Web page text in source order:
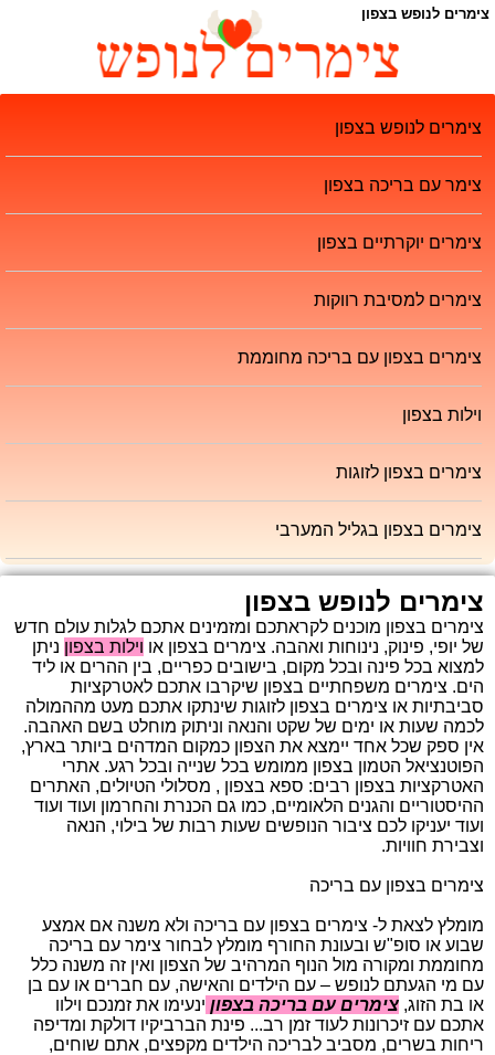
צימרים לנופש בצפון
צימרים לנופש בצפון
צימר עם בריכה בצפון
צימרים יוקרתיים בצפון
צימרים למסיבת רווקות
צימרים בצפון עם בריכה מחוממת
וילות בצפון
צימרים בצפון לזוגות
צימרים בצפון בגליל המערבי
צימרים לנופש בצפון
צימרים בצפון מוכנים לקראתכם ומזמינים אתכם לגלות עולם חדש
של יופי, פינוק, נינוחות ואהבה. צימרים בצפון או וילות בצפון ניתן
למצוא בכל פינה ובכל מקום, בישובים כפריים, בין ההרים או ליד
הים. צימרים משפחתיים בצפון שיקרבו אתכם לאטרקציות
סביבתיות או צימרים בצפון לזוגות שינתקו אתכם מעט מההמולה
לכמה שעות או ימים של שקט והנאה וניתוק מוחלט בשם האהבה.
אין ספק שכל אחד יימצא את הצפון כמקום המדהים ביותר בארץ,
הפוטנציאל הטמון בצפון ממומש בכל שנייה ובכל רגע. אתרי
האטרקציות בצפון רבים: ספא בצפון , מסלולי הטיולים, האתרים
ההיסטוריים והגנים הלאומיים, כמו גם הכנרת והחרמון ועוד ועוד
ועוד יעניקו לכם ציבור הנופשים שעות רבות של בילוי, הנאה
וצבירת חוויות.
צימרים בצפון עם בריכה
מומלץ לצאת ל- צימרים בצפון עם בריכה ולא משנה אם אמצע
שבוע או סופ"ש ובעונת החורף מומלץ לבחור צימר עם בריכה
מחוממת ומקורה מול הנוף המרהיב של הצפון ואין זה משנה כלל
עם מי הגעתם לנופש – עם הילדים והאישה, עם חברים או עם בן
או בת הזוג, צימרים עם בריכה בצפון ינעימו את זמנכם וילוו
אתכם עם זיכרונות לעוד זמן רב... פינת הברביקיו דולקת ומדיפה
ריחות בשרים, מסביב לבריכה הילדים מקפצים, אתם שוחים,